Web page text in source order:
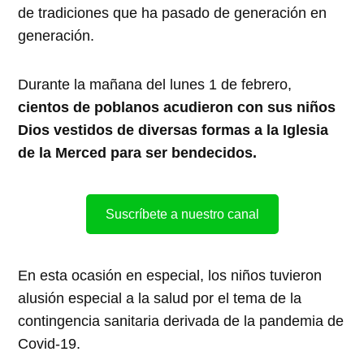
de tradiciones que ha pasado de generación en
generación.
Durante la mañana del lunes 1 de febrero,
cientos de poblanos acudieron con sus niños
Dios vestidos de diversas formas a la Iglesia
de la Merced para ser bendecidos.
Suscríbete a nuestro canal
En esta ocasión en especial, los niños tuvieron
alusión especial a la salud por el tema de la
contingencia sanitaria derivada de la pandemia de
Covid-19.